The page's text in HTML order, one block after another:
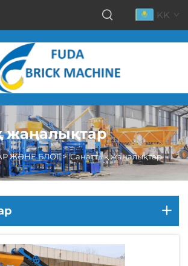
KK
жаңалықтар
ЖӘНЕ БЛОГ>Санаттық жаңалықтар